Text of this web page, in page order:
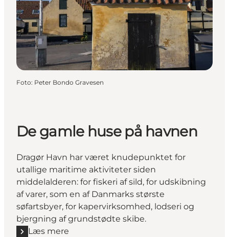
Foto: Peter Bondo Gravesen
De gamle huse på havnen
Dragør Havn har været knudepunktet for
utallige maritime aktiviteter siden
middelalderen: for fiskeri af sild, for udskibning
af varer, som en af Danmarks største
søfartsbyer, for kapervirksomhed, lodseri og
bjergning af grundstødte skibe.
Læs mere